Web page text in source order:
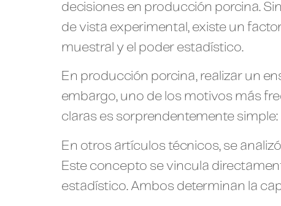
decisiones en producción porcina.
de vista experimental, existe un
muestral y el poder estadístico.
En producción porcina, realizar un
embargo, uno de los motivos más
claras es sorprendentemente
En otros artículos técnicos, se
Este concepto se vincula
estadístico. Ambos determinan la